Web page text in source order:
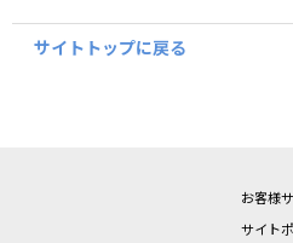
サイトトップに戻る
お客様
サイト